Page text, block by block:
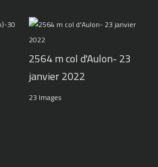
2564 m col d'Aulon- 23
janvier 2022
23 Images